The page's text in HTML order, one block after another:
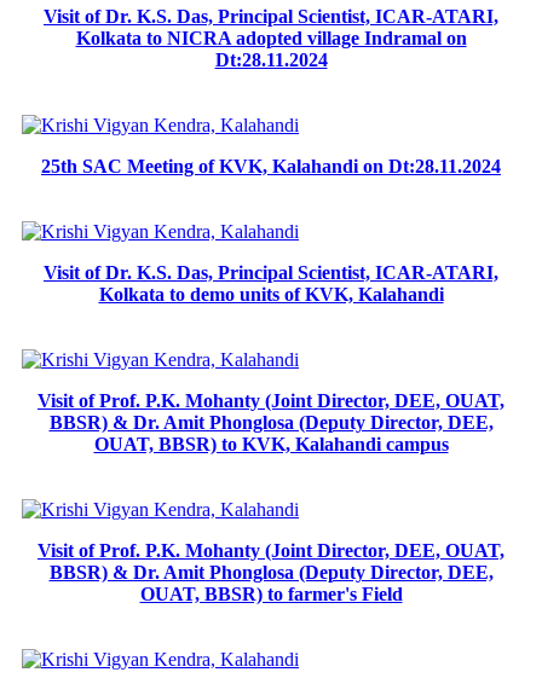
Visit of Dr. K.S. Das, Principal Scientist, ICAR-ATARI,
Kolkata to NICRA adopted village Indramal on
Dt:28.11.2024
25th SAC Meeting of KVK, Kalahandi on Dt:28.11.2024
Visit of Dr. K.S. Das, Principal Scientist, ICAR-ATARI,
Kolkata to demo units of KVK, Kalahandi
Visit of Prof. P.K. Mohanty (Joint Director, DEE, OUAT,
BBSR) & Dr. Amit Phonglosa (Deputy Director, DEE,
OUAT, BBSR) to KVK, Kalahandi campus
Visit of Prof. P.K. Mohanty (Joint Director, DEE, OUAT,
BBSR) & Dr. Amit Phonglosa (Deputy Director, DEE,
OUAT, BBSR) to farmer's Field